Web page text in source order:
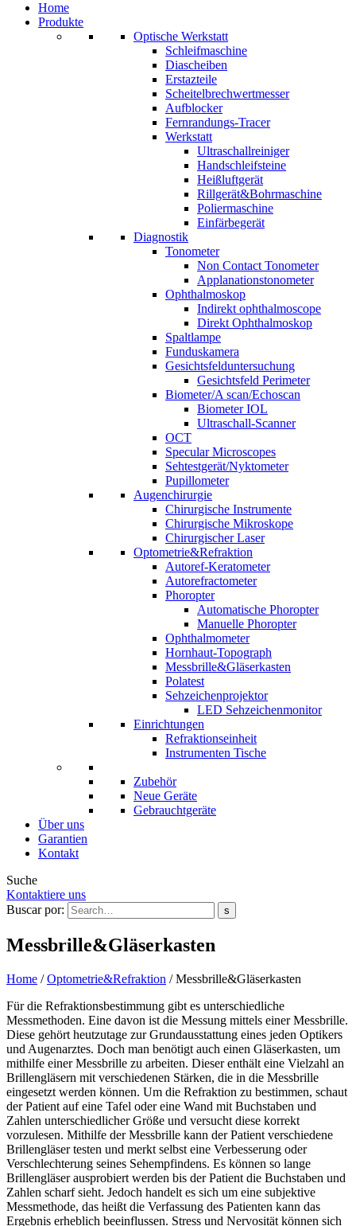
Home
Produkte
Optische Werkstatt
Schleifmaschine
Diascheiben
Erstazteile
Scheitelbrechwertmesser
Aufblocker
Fernrandungs-Tracer
Werkstatt
Ultraschallreiniger
Handschleifsteine
Heißluftgerät
Rillgerät&Bohrmaschine
Poliermaschine
Einfärbegerät
Diagnostik
Tonometer
Non Contact Tonometer
Applanationstonometer
Ophthalmoskop
Indirekt ophthalmoscope
Direkt Ophthalmoskop
Spaltlampe
Funduskamera
Gesichtsfelduntersuchung
Gesichtsfeld Perimeter
Biometer/A scan/Echoscan
Biometer IOL
Ultraschall-Scanner
OCT
Specular Microscopes
Sehtestgerät/Nyktometer
Pupillometer
Augenchirurgie
Chirurgische Instrumente
Chirurgische Mikroskope
Chirurgischer Laser
Optometrie&Refraktion
Autoref-Keratometer
Autorefractometer
Phoropter
Automatische Phoropter
Manuelle Phoropter
Ophthalmometer
Hornhaut-Topograph
Messbrille&Gläserkasten
Polatest
Sehzeichenprojektor
LED Sehzeichenmonitor
Einrichtungen
Refraktionseinheit
Instrumenten Tische
Zubehör
Neue Geräte
Gebrauchtgeräte
Über uns
Garantien
Kontakt
Suche
Kontaktiere uns
Buscar por:
s
Messbrille&Gläserkasten
Home /Optometrie&Refraktion /Messbrille&Gläserkasten
Für die Refraktionsbestimmung gibt es unterschiedliche
Messmethoden. Eine davon ist die Messung mittels einer Messbrille.
Diese gehört heutzutage zur Grundausstattung eines jeden Optikers
und Augenarztes. Doch man benötigt auch einen Gläserkasten, um
mithilfe einer Messbrille zu arbeiten. Dieser enthält eine Vielzahl an
Brillengläsern mit verschiedenen Stärken, die in die Messbrille
eingesetzt werden können. Um die Refraktion zu bestimmen, schaut
der Patient auf eine Tafel oder eine Wand mit Buchstaben und
Zahlen unterschiedlicher Größe und versucht diese korrekt
vorzulesen. Mithilfe der Messbrille kann der Patient verschiedene
Brillengläser testen und merkt selbst eine Verbesserung oder
Verschlechterung seines Sehempfindens. Es können so lange
Brillengläser ausprobiert werden bis der Patient die Buchstaben und
Zahlen scharf sieht. Jedoch handelt es sich um eine subjektive
Messmethode, das heißt die Verfassung des Patienten kann das
Ergebnis erheblich beeinflussen. Stress und Nervosität können sich